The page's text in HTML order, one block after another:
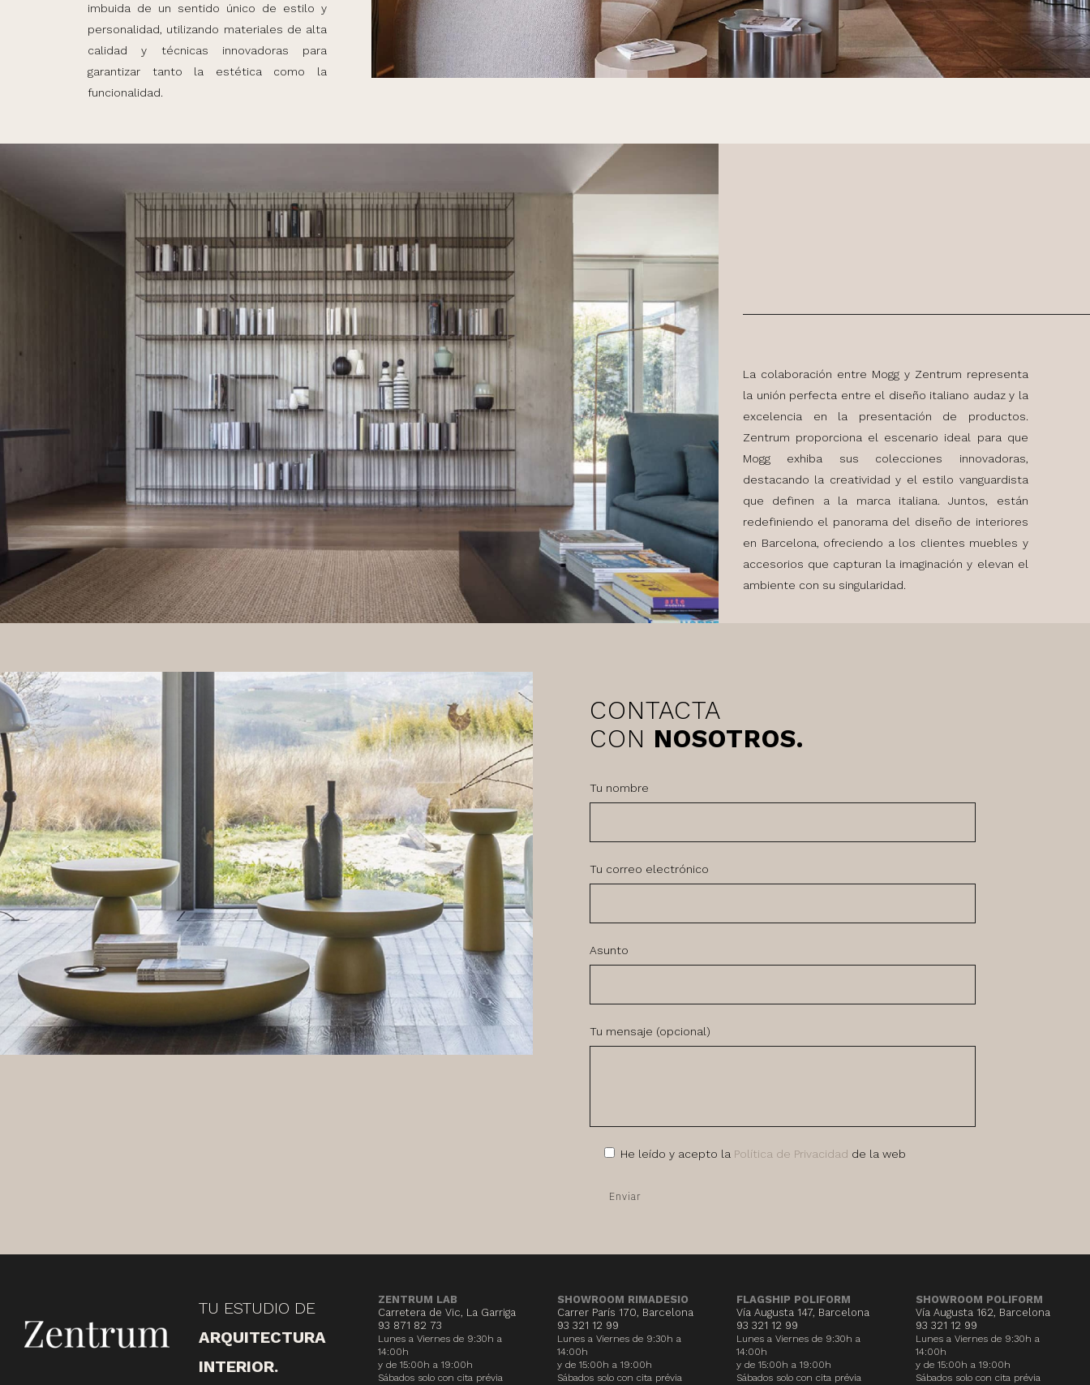
imbuida de un sentido único de estilo y
personalidad, utilizando materiales de alta
calidad y técnicas innovadoras para
garantizar tanto la estética como la
funcionalidad.
La colaboración entre Mogg y Zentrum representa
la unión perfecta entre el diseño italiano audaz y la
excelencia en la presentación de productos.
Zentrum proporciona el escenario ideal para que
Mogg exhiba sus colecciones innovadoras,
destacando la creatividad y el estilo vanguardista
que definen a la marca italiana. Juntos, están
redefiniendo el panorama del diseño de interiores
en Barcelona, ofreciendo a los clientes muebles y
accesorios que capturan la imaginación y elevan el
ambiente con su singularidad.
CONTACTA
CON NOSOTROS.
Tu nombre
Tu correo electrónico
Asunto
Tu mensaje (opcional)
He leído y acepto la Política de Privacidad de la web
TU ESTUDIO DE
ARQUITECTURA
INTERIOR.
ZENTRUM LAB
Carretera de Vic, La Garriga
93 871 82 73
Lunes a Viernes de 9:30h a
14:00h
y de 15:00h a 19:00h
Sábados solo con cita prévia
SHOWROOM RIMADESIO
Carrer París 170, Barcelona
93 321 12 99
Lunes a Viernes de 9:30h a
14:00h
y de 15:00h a 19:00h
Sábados solo con cita prévia
FLAGSHIP POLIFORM
Vía Augusta 147, Barcelona
93 321 12 99
Lunes a Viernes de 9:30h a
14:00h
y de 15:00h a 19:00h
Sábados solo con cita prévia
SHOWROOM POLIFORM
Vía Augusta 162, Barcelona
93 321 12 99
Lunes a Viernes de 9:30h a
14:00h
y de 15:00h a 19:00h
Sábados solo con cita prévia